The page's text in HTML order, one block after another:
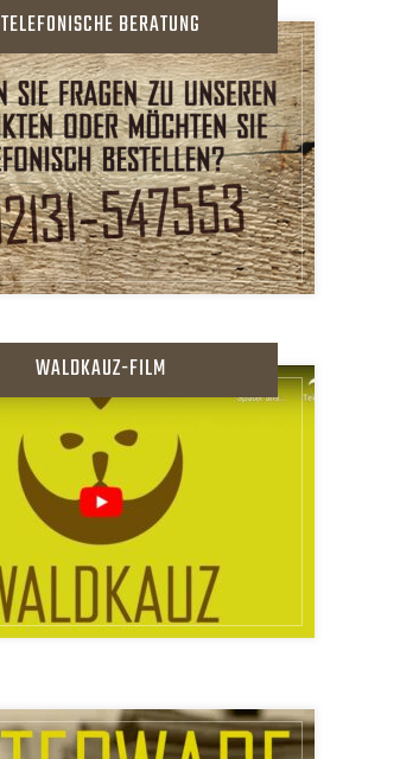
TELEFONISCHE BERATUNG
WALDKAUZ-FILM